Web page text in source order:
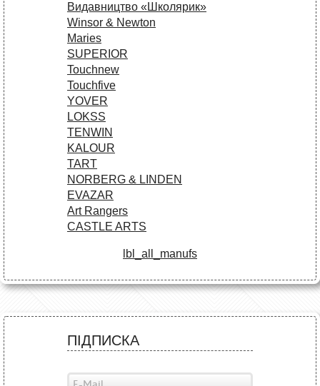
Видавництво «Школярик»
Winsor & Newton
Maries
SUPERIOR
Touchnew
Touchfive
YOVER
LOKSS
TENWIN
KALOUR
TART
NORBERG & LINDEN
EVAZAR
Art Rangers
CASTLE ARTS
lbl_all_manufs
ПІДПИСКА